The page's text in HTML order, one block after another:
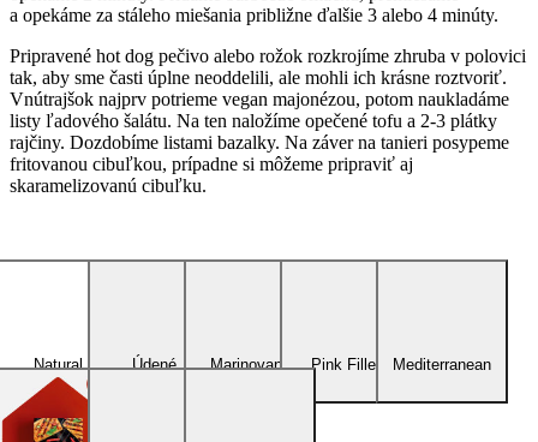
a opekáme za stáleho miešania približne ďalšie 3 alebo 4 minúty.
Pripravené hot dog pečivo alebo rožok rozkrojíme zhruba v polovici
tak, aby sme časti úplne neoddelili, ale mohli ich krásne roztvoriť.
Vnútrajšok najprv potrieme vegan majonézou, potom naukladáme
listy ľadového šalátu. Na ten naložíme opečené tofu a 2-3 plátky
rajčiny. Dozdobíme listami bazalky. Na záver na tanieri posypeme
fritovanou cibuľkou, prípadne si môžeme pripraviť aj
skaramelizovanú cibuľku.
Natural Údené Marinované Pink Fillet Mediterranean